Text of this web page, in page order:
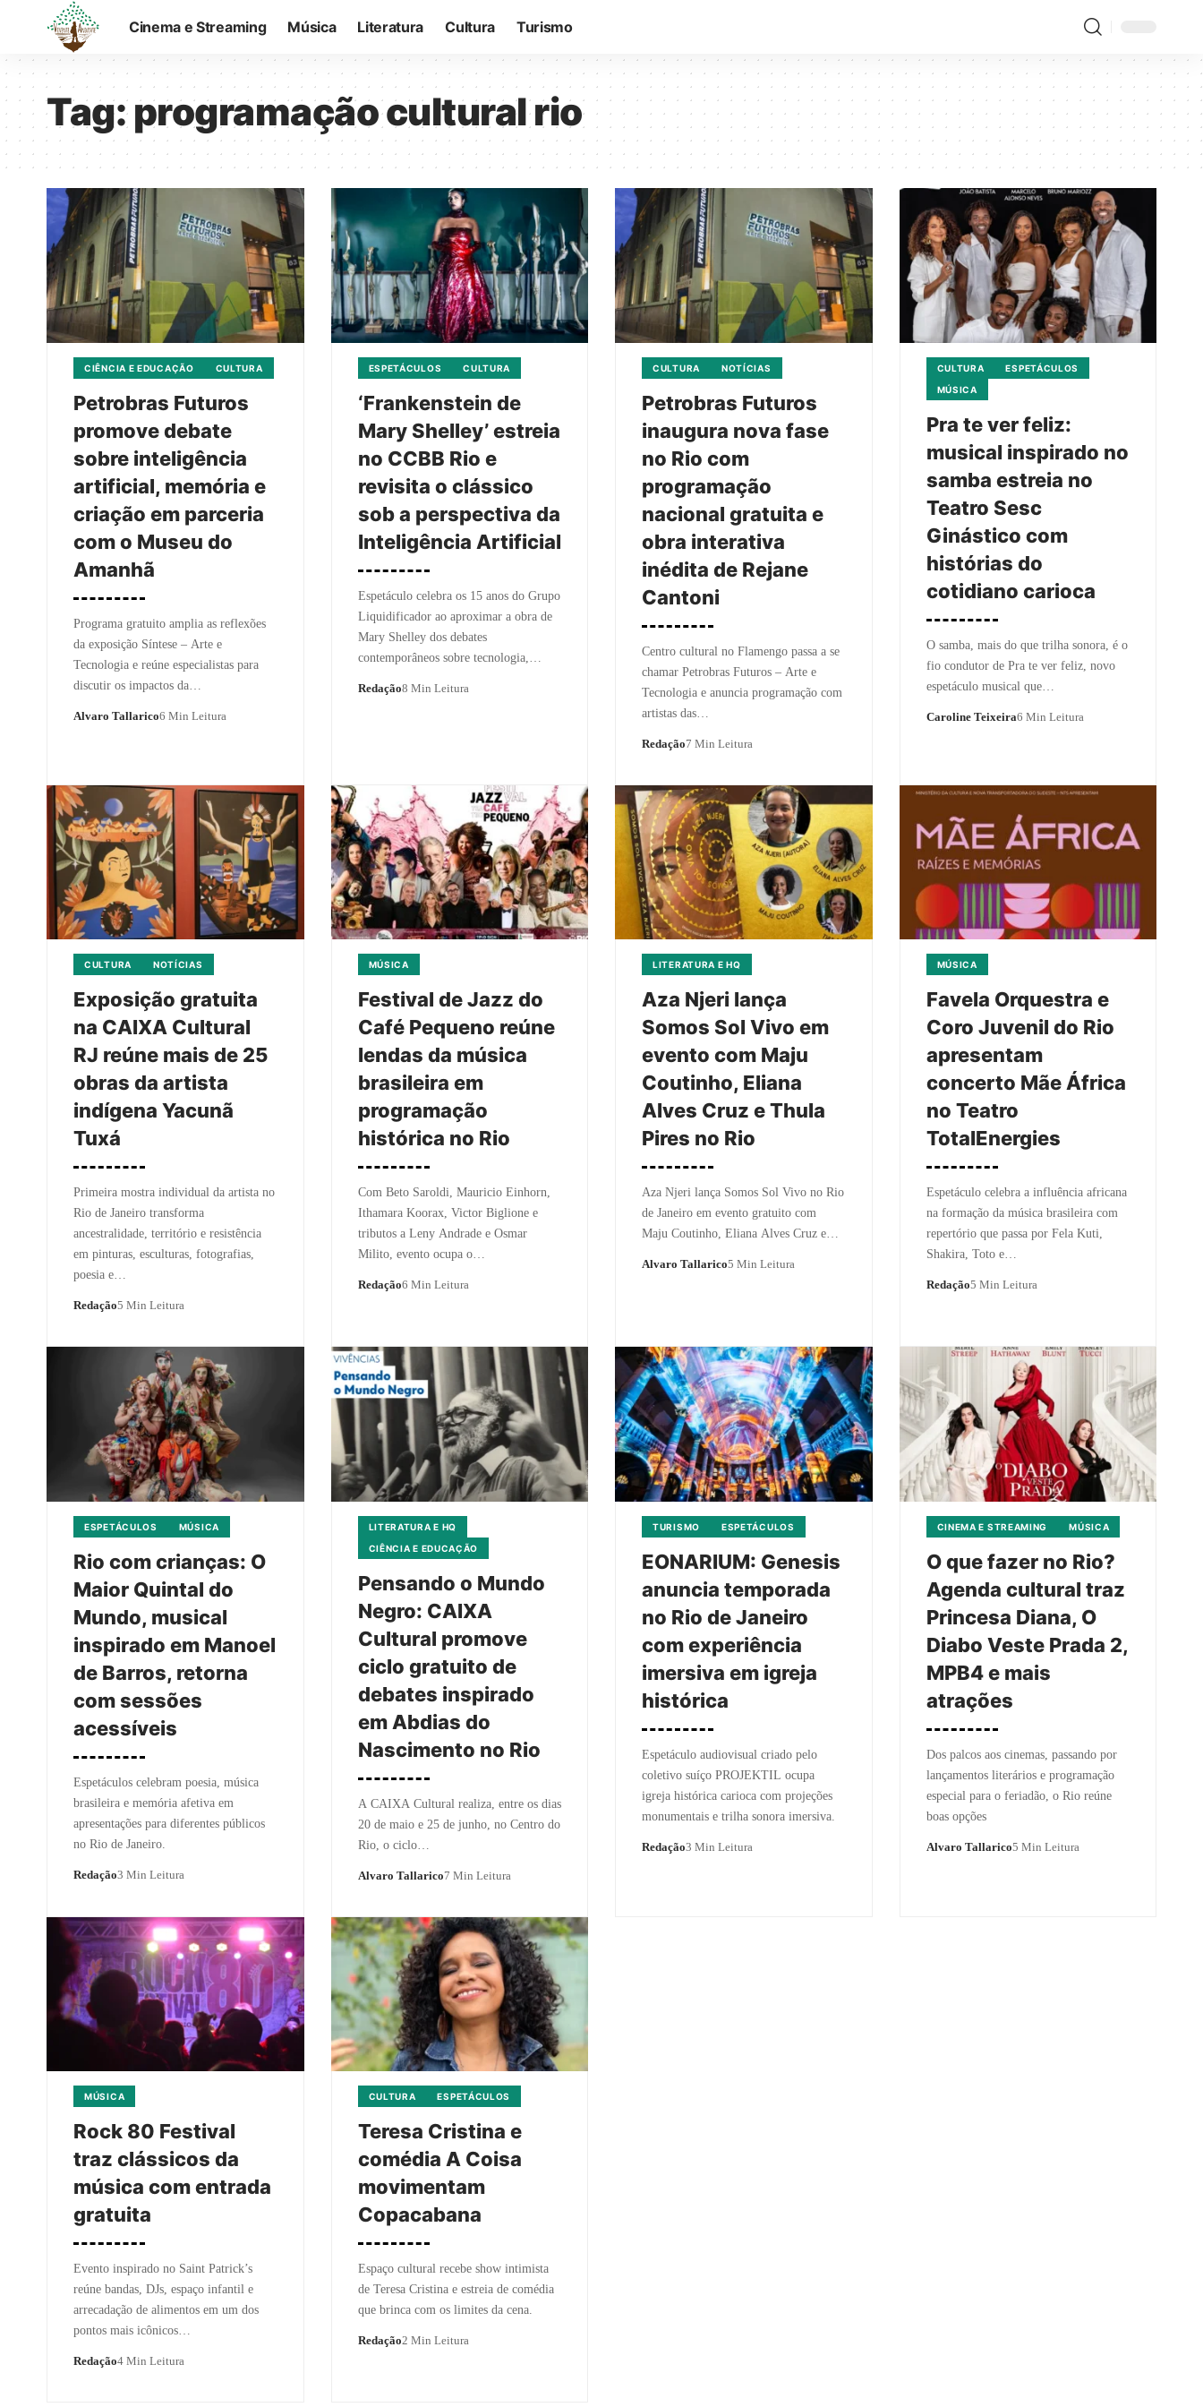
Cinema e Streaming Música Literatura Cultura Turismo
Tag:programação cultural rio
CIÊNCIA E EDUCAÇÃO CULTURA
Petrobras Futuros
promove debate
sobre inteligência
artificial, memória e
criação em parceria
com o Museu do
Amanhã
Programa gratuito amplia as reflexões
da exposição Síntese – Arte e
Tecnologia e reúne especialistas para
discutir os impactos da…
Alvaro Tallarico6 Min Leitura
ESPETÁCULOS CULTURA
‘Frankenstein de
Mary Shelley’ estreia
no CCBB Rio e
revisita o clássico
sob a perspectiva da
Inteligência Artificial
Espetáculo celebra os 15 anos do Grupo
Liquidificador ao aproximar a obra de
Mary Shelley dos debates
contemporâneos sobre tecnologia,…
Redação8 Min Leitura
CULTURA NOTÍCIAS
Petrobras Futuros
inaugura nova fase
no Rio com
programação
nacional gratuita e
obra interativa
inédita de Rejane
Cantoni
Centro cultural no Flamengo passa a se
chamar Petrobras Futuros – Arte e
Tecnologia e anuncia programação com
artistas das…
Redação7 Min Leitura
CULTURA
ESPETÁCULOS
MÚSICA
Pra te ver feliz:
musical inspirado no
samba estreia no
Teatro Sesc
Ginástico com
histórias do
cotidiano carioca
O samba, mais do que trilha sonora, é o
fio condutor de Pra te ver feliz, novo
espetáculo musical que…
Caroline Teixeira6 Min Leitura
CULTURA NOTÍCIAS
Exposição gratuita
na CAIXA Cultural
RJ reúne mais de 25
obras da artista
indígena Yacunã
Tuxá
Primeira mostra individual da artista no
Rio de Janeiro transforma
ancestralidade, território e resistência
em pinturas, esculturas, fotografias,
poesia e…
Redação5 Min Leitura
MÚSICA
Festival de Jazz do
Café Pequeno reúne
lendas da música
brasileira em
programação
histórica no Rio
Com Beto Saroldi, Mauricio Einhorn,
Ithamara Koorax, Victor Biglione e
tributos a Leny Andrade e Osmar
Milito, evento ocupa o…
Redação6 Min Leitura
LITERATURA E HQ
Aza Njeri lança
Somos Sol Vivo em
evento com Maju
Coutinho, Eliana
Alves Cruz e Thula
Pires no Rio
Aza Njeri lança Somos Sol Vivo no Rio
de Janeiro em evento gratuito com
Maju Coutinho, Eliana Alves Cruz e…
Alvaro Tallarico5 Min Leitura
MÚSICA
Favela Orquestra e
Coro Juvenil do Rio
apresentam
concerto Mãe África
no Teatro
TotalEnergies
Espetáculo celebra a influência africana
na formação da música brasileira com
repertório que passa por Fela Kuti,
Shakira, Toto e…
Redação5 Min Leitura
ESPETÁCULOS MÚSICA
Rio com crianças: O
Maior Quintal do
Mundo, musical
inspirado em Manoel
de Barros, retorna
com sessões
acessíveis
Espetáculos celebram poesia, música
brasileira e memória afetiva em
apresentações para diferentes públicos
no Rio de Janeiro.
Redação3 Min Leitura
LITERATURA E HQ
CIÊNCIA E EDUCAÇÃO
Pensando o Mundo
Negro: CAIXA
Cultural promove
ciclo gratuito de
debates inspirado
em Abdias do
Nascimento no Rio
A CAIXA Cultural realiza, entre os dias
20 de maio e 25 de junho, no Centro do
Rio, o ciclo…
Alvaro Tallarico7 Min Leitura
TURISMO ESPETÁCULOS
EONARIUM: Genesis
anuncia temporada
no Rio de Janeiro
com experiência
imersiva em igreja
histórica
Espetáculo audiovisual criado pelo
coletivo suíço PROJEKTIL ocupa
igreja histórica carioca com projeções
monumentais e trilha sonora imersiva.
Redação3 Min Leitura
CINEMA E STREAMING MÚSICA
O que fazer no Rio?
Agenda cultural traz
Princesa Diana, O
Diabo Veste Prada 2,
MPB4 e mais
atrações
Dos palcos aos cinemas, passando por
lançamentos literários e programação
especial para o feriadão, o Rio reúne
boas opções
Alvaro Tallarico5 Min Leitura
MÚSICA
Rock 80 Festival
traz clássicos da
música com entrada
gratuita
Evento inspirado no Saint Patrick’s
reúne bandas, DJs, espaço infantil e
arrecadação de alimentos em um dos
pontos mais icônicos…
Redação4 Min Leitura
CULTURA ESPETÁCULOS
Teresa Cristina e
comédia A Coisa
movimentam
Copacabana
Espaço cultural recebe show intimista
de Teresa Cristina e estreia de comédia
que brinca com os limites da cena.
Redação2 Min Leitura